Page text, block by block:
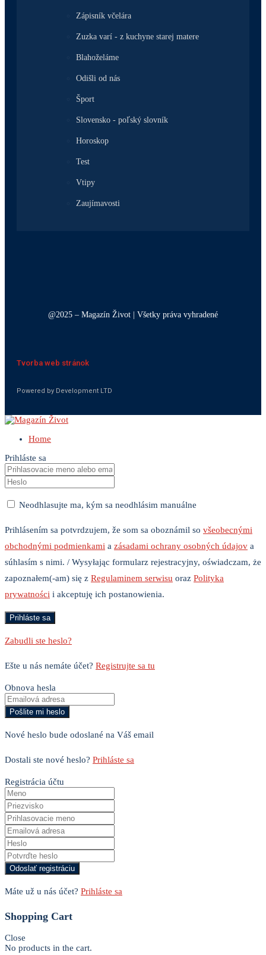
Zápisník včelára
Zuzka varí - z kuchyne starej matere
Blahoželáme
Odišli od nás
Šport
Slovensko - poľský slovník
Horoskop
Test
Vtipy
Zaujímavosti
@2025 – Magazín Život | Všetky práva vyhradené
Tvorba web stránok
Powered by Development LTD
Home
Prihláste sa
Neodhlasujte ma, kým sa neodhlásim manuálne
Prihlásením sa potvrdzujem, že som sa oboznámil so všeobecnými
obchodnými podmienkami a zásadami ochrany osobných údajov a
súhlasím s nimi. / Wysyłając formularz rejestracyjny, oświadczam, że
zapoznałem(-am) się z Regulaminem serwisu oraz Polityka
prywatności i akceptuję ich postanowienia.
Zabudli ste heslo?
Ešte u nás nemáte účet? Registrujte sa tu
Obnova hesla
Nové heslo bude odoslané na Váš email
Dostali ste nové heslo? Prihláste sa
Registrácia účtu
Máte už u nás účet? Prihláste sa
Shopping Cart
Close
No products in the cart.